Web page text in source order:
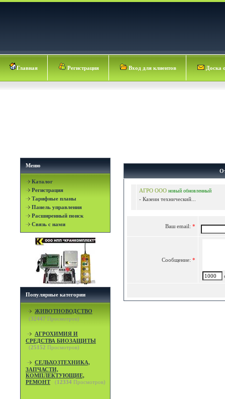
Главная Регистрация Вход для клиентов Доска
Меню
Каталог
Регистрация
Тарифные планы
Панель управления
Расширенный поиск
Связь с нами
Популярные категории
ЖИВОТНОВОДСТВО
(32447 Просмотров)
АГРОХИМИЯ И
СРЕДСТВА БИОЗАЩИТЫ
(25152 Просмотров)
СЕЛЬХОЗТЕХНИКА,
ЗАПЧАСТИ,
КОМПЛЕКТУЮЩИЕ,
РЕМОНТ
(12334 Просмотров)
АГРО ООО новый обновленный
- Казеин технический...
Ваш email: *
Сообщение: *